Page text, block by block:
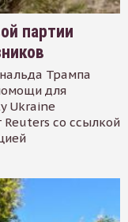
партии
Трампа
для
Ukraine
со ссылкой